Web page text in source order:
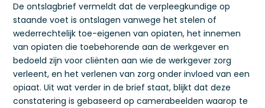
De ontslagbrief vermeldt dat de verpleegkundige op
staande voet is ontslagen vanwege het stelen of
wederrechtelijk toe-eigenen van opiaten, het innemen
van opiaten die toebehorende aan de werkgever en
bedoeld zijn voor cliënten aan wie de werkgever zorg
verleent, en het verlenen van zorg onder invloed van een
opiaat. Uit wat verder in de brief staat, blijkt dat deze
constatering is gebaseerd op camerabeelden waarop te